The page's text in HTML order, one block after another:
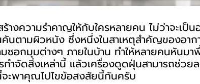
งความรำคาญให้กับใครหลายคน ไม่ว่าจะเป็
นตามผิวหนัง ซึ่งหนึ่งในสาเหตุสำคัญของอาก
ซอกมุมต่างๆ ภายในบ้าน ทำให้หลายคนหันมา
กำจัดสิ่งเหล่านี้ แล้วเครื่องดูดฝุ่นสามารถช่วย
ะพาคุณไปไขข้อสงสัยนี้กันครับ